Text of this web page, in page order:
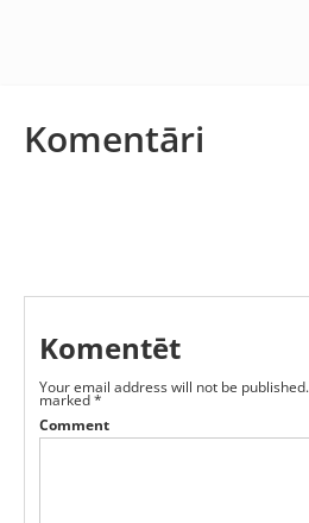
Komentāri
Komentēt
Your email address will not be published.
marked*
Comment